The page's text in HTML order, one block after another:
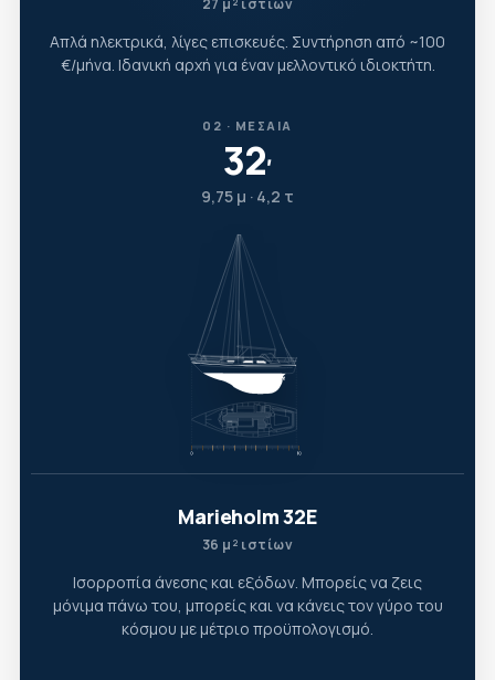
27 μ² ιστίων
Απλά ηλεκτρικά, λίγες επισκευές. Συντήρηση από ~100
€/μήνα. Ιδανική αρχή για έναν μελλοντικό ιδιοκτήτη.
02 · ΜΕΣΑΊΑ
32′
9,75 μ · 4,2 τ
Marieholm 32E
36 μ² ιστίων
Ισορροπία άνεσης και εξόδων. Μπορείς να ζεις
μόνιμα πάνω του, μπορείς και να κάνεις τον γύρο του
κόσμου με μέτριο προϋπολογισμό.